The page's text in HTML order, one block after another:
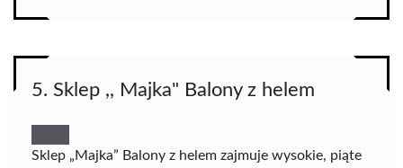
5. Sklep ,, Majka" Balony z helem
Sklep „Majka” Balony z helem zajmuje wysokie, piąte